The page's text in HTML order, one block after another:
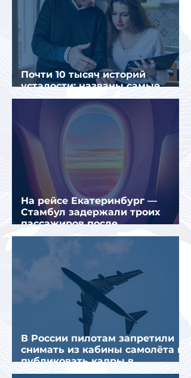
Почти 10 тысяч историй
усталости: названы самые
уставшие россияне
На рейсе Екатеринбург —
Стамбул задержали троих
пассажиров после
предполагаемой серии краж
В России пилотам запретили
снимать из кабины самолёта и
публиковать кадры в
интернете